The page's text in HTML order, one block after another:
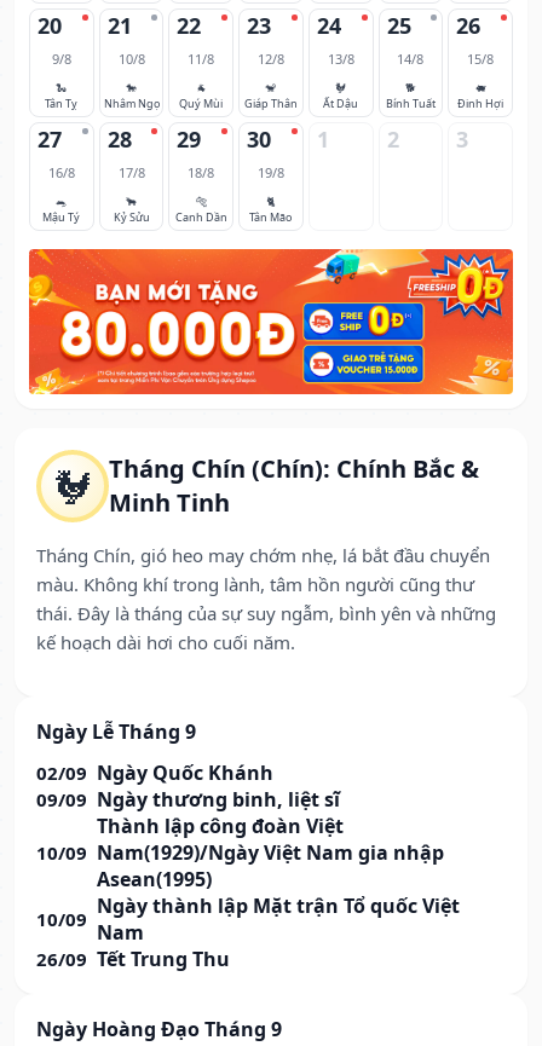
🐓 Tháng Chín (Chín): Chính Bắc &
Minh Tinh
Tháng Chín, gió heo may chớm nhẹ, lá bắt đầu chuyển
màu. Không khí trong lành, tâm hồn người cũng thư
thái. Đây là tháng của sự suy ngẫm, bình yên và những
kế hoạch dài hơi cho cuối năm.
Ngày Lễ Tháng 9
02/09 Ngày Quốc Khánh
09/09 Ngày thương binh, liệt sĩ
10/09
Thành lập công đoàn Việt
Nam(1929)/Ngày Việt Nam gia nhập
Asean(1995)
10/09 Ngày thành lập Mặt trận Tổ quốc Việt
Nam
26/09 Tết Trung Thu
Ngày Hoàng Đạo Tháng 9
20
9/8
🐍
Tân Tỵ
21
10/8
🐎
Nhâm Ngọ
22
11/8
🐐
Quý Mùi
23
12/8
🐒
Giáp Thân
24
13/8
🐓
Ất Dậu
25
14/8
🐕
Bính Tuất
26
15/8
🐖
Đinh Hợi
27
16/8
🐀
Mậu Tý
28
17/8
🐂
Kỷ Sửu
29
18/8
🐅
Canh Dần
30
19/8
🐈
Tân Mão
1 2 3